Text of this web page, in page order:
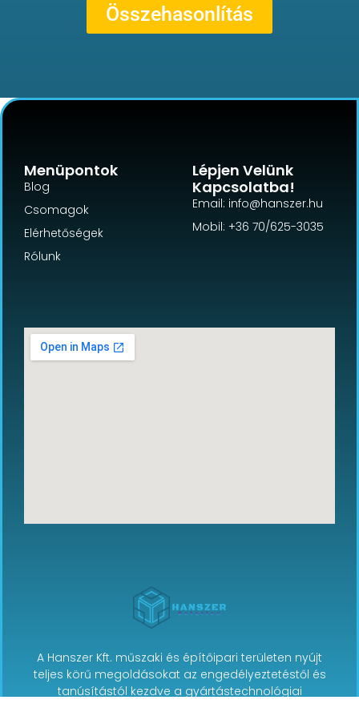
Összehasonlítás
A Hanszer Kft. műszaki és építőipari területen nyújt
teljes körű megoldásokat az engedélyeztetéstől és
tanúsítástól kezdve a gyártástechnológiai
Menüpontok
Blog
Csomagok
Elérhetőségek
Rólunk
Lépjen Velünk
Kapcsolatba!
Email: info@hanszer.hu
Mobil: +36 70/625-3035